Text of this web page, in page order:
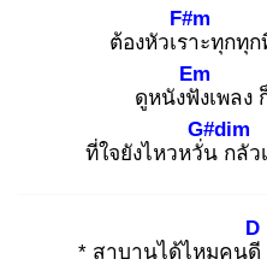
ต้องหัวเรา
F#m
ะทุกทุก
ดูหนังฟัง
Em
เพลง
ที่ใจยังไหวหวั่น
G#dim
กลัว
* สาบานได้ไหมคนดี
D